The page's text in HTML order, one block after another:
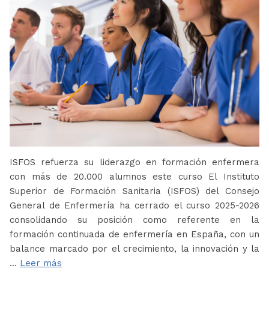
ISFOS refuerza su liderazgo en formación enfermera
con más de 20.000 alumnos este curso El Instituto
Superior de Formación Sanitaria (ISFOS) del Consejo
General de Enfermería ha cerrado el curso 2025-2026
consolidando su posición como referente en la
formación continuada de enfermería en España, con un
balance marcado por el crecimiento, la innovación y la
… Leer más